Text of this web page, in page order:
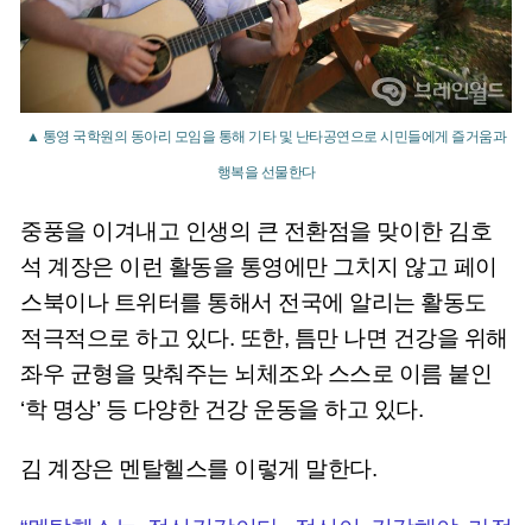
▲ 통영 국학원의 동아리 모임을 통해 기타 및 난타공연으로 시민들에게 즐거움과
행복을 선물한다
중풍을 이겨내고 인생의 큰 전환점을 맞이한 김호
석 계장은 이런 활동을 통영에만 그치지 않고 페이
스북이나 트위터를 통해서 전국에 알리는 활동도
적극적으로 하고 있다. 또한, 틈만 나면 건강을 위해
좌우 균형을 맞춰주는 뇌체조와 스스로 이름 붙인
‘학 명상’ 등 다양한 건강 운동을 하고 있다.
김 계장은 멘탈헬스를 이렇게 말한다.